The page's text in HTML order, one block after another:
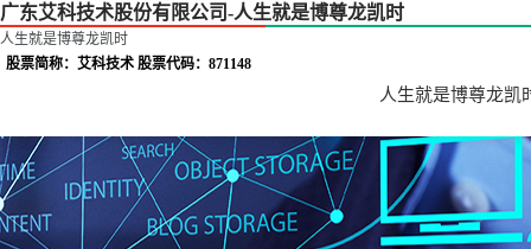
广东艾科技术股份有限公司-人生就是博尊龙凯时
人生就是博尊龙凯时
股票简称：艾科技术 股票代码：871148
人生就是博尊龙凯